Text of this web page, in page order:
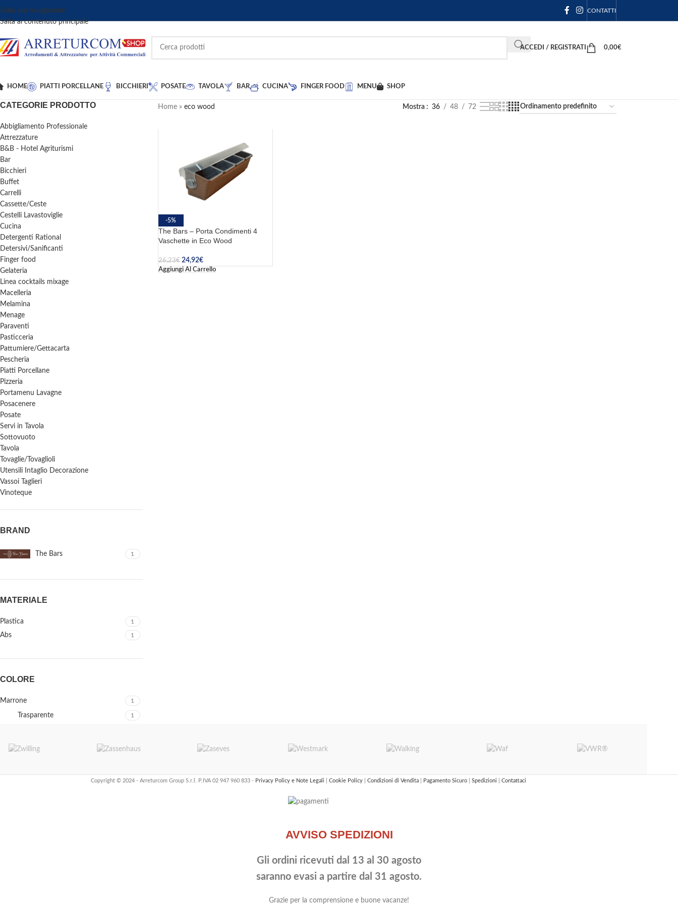
Salta alla navigazione
Salta al contenuto principale
CONTATTI
ACCEDI / REGISTRATI 0,00€
HOME PIATTI PORCELLANE BICCHIERI POSATE TAVOLA BAR CUCINA FINGER FOOD MENU SHOP
CATEGORIE PRODOTTO
Abbigliamento Professionale
Attrezzature
B&B - Hotel Agriturismi
Bar
Bicchieri
Buffet
Carrelli
Cassette/Ceste
Cestelli Lavastoviglie
Cucina
Detergenti Rational
Detersivi/Sanificanti
Finger food
Gelateria
Linea cocktails mixage
Macelleria
Melamina
Menage
Paraventi
Pasticceria
Pattumiere/Gettacarta
Pescheria
Piatti Porcellane
Pizzeria
Portamenu Lavagne
Posacenere
Posate
Servi in Tavola
Sottovuoto
Tavola
Tovaglie/Tovaglioli
Utensili Intaglio Decorazione
Vassoi Taglieri
Vinoteque
BRAND
The Bars 1
MATERIALE
Plastica 1
Abs 1
COLORE
Marrone 1
Trasparente 1
Home» eco wood Mostra 36 48 72
-5%
The Bars – Porta Condimenti 4
Vaschette in Eco Wood
26,23€ 24,92€
Aggiungi Al Carrello
Copyright © 2024 - Arreturcom Group S.r.l. P.IVA 02 947 960 833 - Privacy Policy e Note Legali Cookie Policy Condizioni di Vendita Pagamento Sicuro Spedizioni Contattaci
AVVISO SPEDIZIONI
Gli ordini ricevuti dal 13 al 30 agosto
saranno evasi a partire dal 31 agosto.
Grazie per la comprensione e buone vacanze!